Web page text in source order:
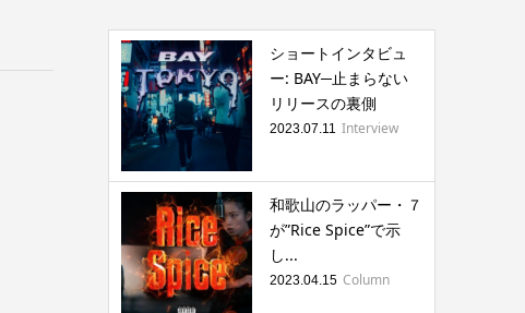
ショートインタビュ
ー: BAY─止まらない
リリースの裏側
2023.07.11 Interview
和歌山のラッパー・７
が”Rice Spice”で示
し...
2023.04.15 Column